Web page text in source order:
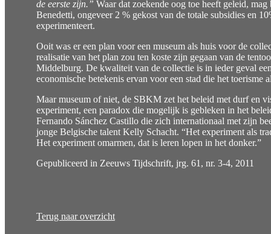
de eerste zijn.” Waar dat zoekende oog toe heeft geleid,
Benedetti, ongeveer 2 % gekost van de totale subsidies en
experimenteert.
Ooit was er een plan voor een museum als huis voor de
realisatie van het plan zou ten koste zijn gegaan van de
Middelburg. De kwaliteit van de collectie is in ieder geval
economische betekenis ervan voor een stad die het toerisme
Maar museum of niet, de SBKM zet het beleid met durf en
experiment, een paradox die mogelijk is gebleken in het
Fernando Sánchez Castillo die zich internationaal met zijn
jonge Belgische talent Kelly Schacht. “Het experiment als
Het experiment omarmen, dat is leren lopen in het donker.”
Gepubliceerd in Zeeuws Tijdschrift, jrg. 61, nr. 3-4, 2011
Terug naar overzicht